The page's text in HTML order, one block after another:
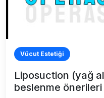
Vücut Estetiği
Liposuction (yağ
beslenme önerileri